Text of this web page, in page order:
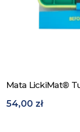
Zobacz produkt
Mata LickiMat®
54,00 zł